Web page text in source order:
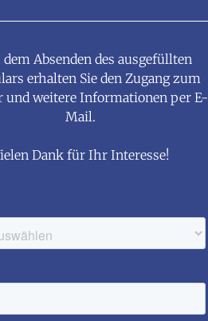
dem Absenden des ausgefüllten
erhalten Sie den Zugang zum
und weitere Informationen per E-
Mail.
Dank für Ihr Interesse!